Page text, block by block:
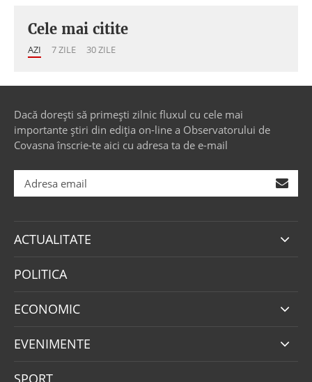
Cele mai citite
AZI 7 ZILE 30 ZILE
Dacă dorești să primești zilnic fluxul cu cele mai
importante știri din ediția on-line a Observatorului de
Covasna înscrie-te aici cu adresa ta de e-mail
ACTUALITATE
POLITICA
ECONOMIC
EVENIMENTE
SPORT